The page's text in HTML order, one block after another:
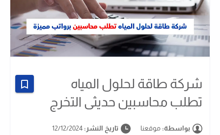
شركة طاقة لحلول المياه
تطلب محاسبين حديثى التخرج
بواسطة: موقعنا تاريخ النشر: 12/12/2024